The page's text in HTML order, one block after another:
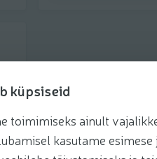
küpsiseid
toimimiseks ainult
kasutame